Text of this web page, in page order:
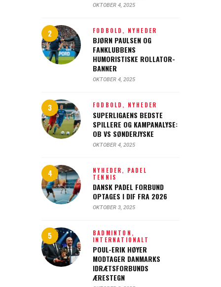
OKTOBER 4, 2025
FODBOLD, NYHEDER
BJØRN PAULSEN OG
FANKLUBBENS
HUMORISTISKE ROLLATOR-
BANNER
OKTOBER 4, 2025
FODBOLD, NYHEDER
SUPERLIGAENS BEDSTE
SPILLERE OG KAMPANALYSE:
OB VS SØNDERJYSKE
OKTOBER 4, 2025
NYHEDER, PADEL
TENNIS
DANSK PADEL FORBUND
OPTAGES I DIF FRA 2026
OKTOBER 3, 2025
BADMINTON,
INTERNATIONALT
POUL-ERIK HØYER
MODTAGER DANMARKS
IDRÆTSFORBUNDS
ÆRESTEGN